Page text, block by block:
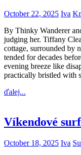
October 22, 2025 Iva
By Thinky Wanderer
judging her. Tiffany
cottage, surrounded by
tended for decades
evening breeze like
practically bristled with
ďalej...
Víkendové
October 18, 2025 Iva